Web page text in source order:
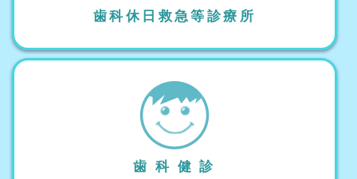
歯科休日救急等診療所
歯 科 健 診